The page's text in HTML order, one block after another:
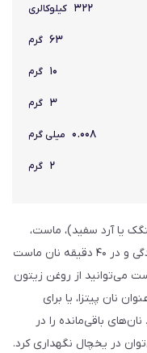
۳۲۲ کیلوکالری
۶۳ گرم
۱۰ گرم
۳ گرم
۰.۰۰۸ میلی گرم
۲ گرم
یا آرد سفید)، ماست،
بیکینگ‌پودر و نمک نیاز دارید. به همین سادگی و در ۴۰ دقیقه نان ماست
می‌توانید از روغن زیتون
نان پیتزا، یا برای
باقی‌مانده را در